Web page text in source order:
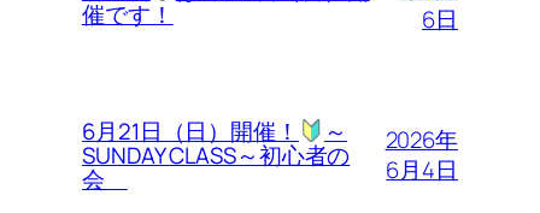
催です！
6日
6月21日（日）開催！ ～
SUNDAY CLASS～初心者の
会
2026年
6月4日